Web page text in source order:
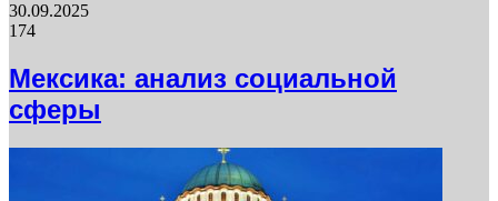
30.09.2025
174
Мексика: анализ социальной
сферы